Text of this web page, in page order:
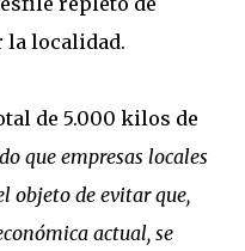
localidad.
de 5.000 kilos de
que empresas locales
objeto de evitar que,
actual, se